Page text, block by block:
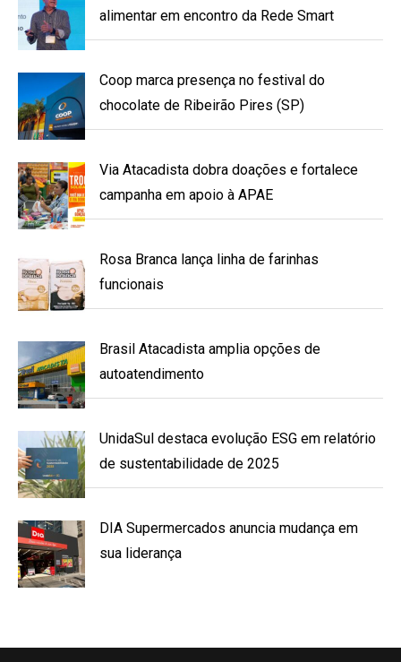
alimentar em encontro da Rede Smart
Coop marca presença no festival do
chocolate de Ribeirão Pires (SP)
Via Atacadista dobra doações e fortalece
campanha em apoio à APAE
Rosa Branca lança linha de farinhas
funcionais
Brasil Atacadista amplia opções de
autoatendimento
UnidaSul destaca evolução ESG em relatório
de sustentabilidade de 2025
DIA Supermercados anuncia mudança em
sua liderança